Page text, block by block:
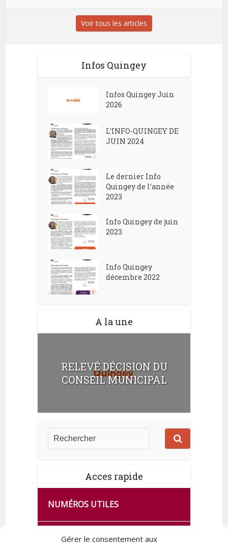
Gérer le consentement aux
Voir tous les articles
Infos Quingey
Infos Quingey Juin
2026
L’INFO-QUINGEY DE
JUIN 2024
Le dernier Info
Quingey de l’année
2023
Info Quingey de juin
2023
Info Quingey
décembre 2022
A la une
RELEVÉ DÉCISION DU
CONSEIL MUNICIPAL
Acces rapide
NUMÉROS UTILES
CA SE PASSE À FRANCE SERVICES